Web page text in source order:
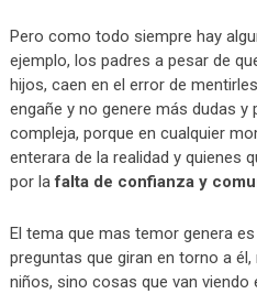
Pero como todo siempre hay
ejemplo, los padres a pesar de
hijos, caen en el error de
engañe y no genere más dudas
compleja, porque en cualquier
enterara de la realidad y quienes
por lafalta de confianza y
El tema que mas temor genera
preguntas que giran en torno a
niños, sino cosas que van